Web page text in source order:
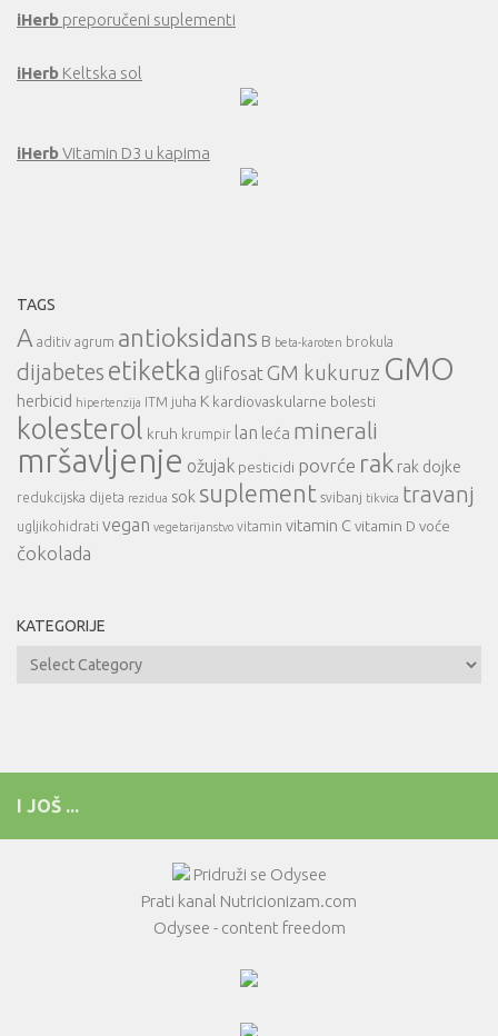
iHerb preporučeni suplementi
iHerb Keltska sol
iHerbVitamin D3 u kapima
TAGS
A aditiv agrum antioksidans B beta-karoten brokula
dijabetes etiketka glifosatGM kukuruz GMO
herbicid hipertenzija ITM juha K kardiovaskularne bolesti
kolesterol kruh krumpir lan leća minerali
mršavljenje ožujak pesticidi povrće rak rak dojke
redukcijska dijeta rezidua sok suplement svibanj tikvica travanj
ugljikohidrati vegan vegetarijanstvo vitamin vitamin C vitamin D voće
čokolada
KATEGORIJE
Kategorije
I JOŠ ...
Pridruži se Odysee
Prati kanal Nutricionizam.com
Odysee - content freedom